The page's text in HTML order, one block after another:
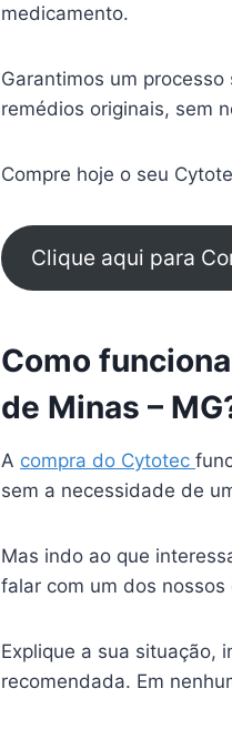
medicamento.
Garantimos um
remédios originais, sem
Compre hoje o seu
Clique aqui para
Como
de Minas –
A compra do Cytotec
sem a necessidade de
Mas indo ao que
falar com um dos
Explique a sua situação,
recomendada. Em